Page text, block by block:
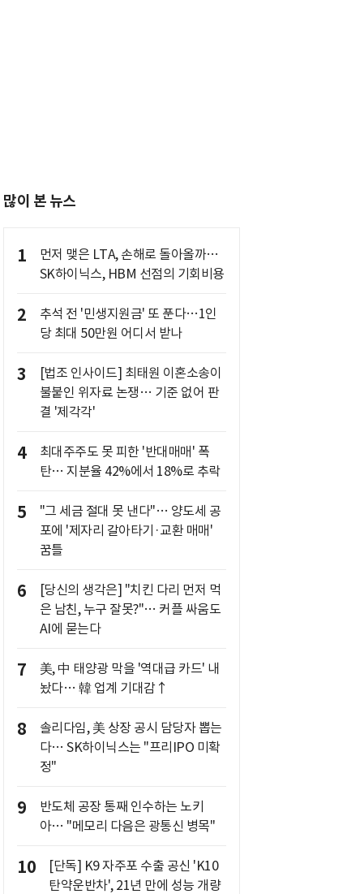
많이 본 뉴스
1
먼저 맺은 LTA, 손해로 돌아올까…
SK하이닉스, HBM 선점의 기회비용
2
추석 전 '민생지원금' 또 푼다…1인
당 최대 50만원 어디서 받나
3
[법조 인사이드] 최태원 이혼소송이
불붙인 위자료 논쟁… 기준 없어 판
결 '제각각'
4
최대주주도 못 피한 '반대매매' 폭
탄… 지분율 42%에서 18%로 추락
5
"그 세금 절대 못 낸다"… 양도세 공
포에 '제자리 갈아타기·교환 매매'
꿈틀
6
[당신의 생각은] "치킨 다리 먼저 먹
은 남친, 누구 잘못?"… 커플 싸움도
AI에 묻는다
7
美, 中 태양광 막을 '역대급 카드' 내
놨다… 韓 업계 기대감↑
8
솔리다임, 美 상장 공시 담당자 뽑는
다… SK하이닉스는 "프리IPO 미확
정"
9
반도체 공장 통째 인수하는 노키
아… "메모리 다음은 광통신 병목"
10
[단독] K9 자주포 수출 공신 'K10
탄약운반차', 21년 만에 성능 개량